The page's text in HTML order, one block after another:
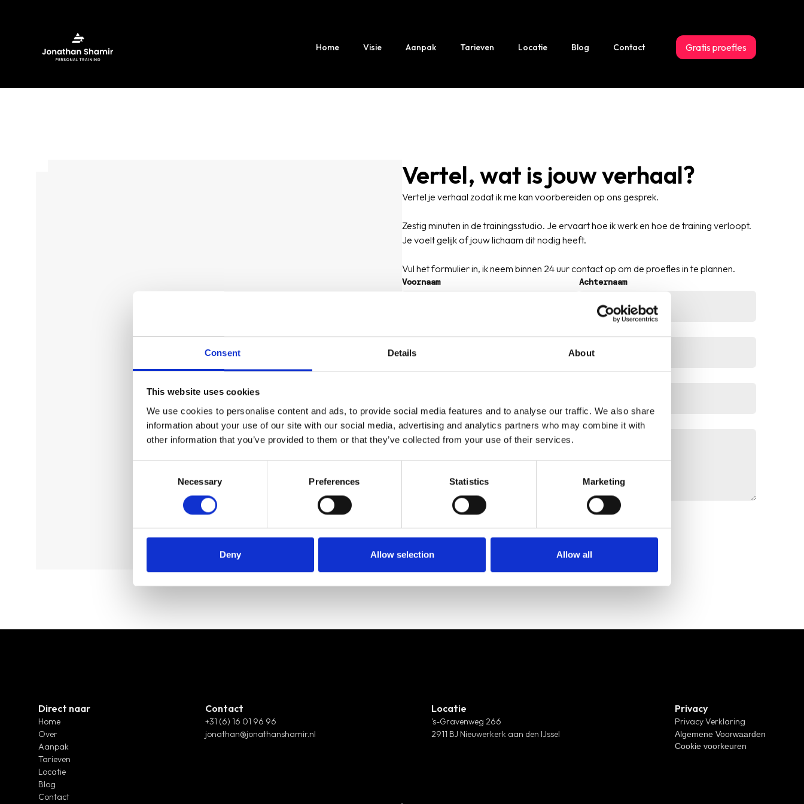
Consent Details About
This website uses cookies
We use cookies to personalise content and ads, to provide social media features and to analyse our traffic. We also share
information about your use of our site with our social media, advertising and analytics partners who may combine it with
other information that you’ve provided to them or that they’ve collected from your use of their services.
Necessary Preferences Statistics Marketing
Deny Allow selection Allow all
Home Visie Aanpak Tarieven Locatie Blog Contact Gratis proefles
Vertel, wat is jouw verhaal?
Vertel je verhaal zodat ik me kan voorbereiden op ons gesprek.
Zestig minuten in de trainingsstudio. Je ervaart hoe ik werk en hoe de training verloopt.
Je voelt gelijk of jouw lichaam dit nodig heeft.
Vul het formulier in, ik neem binnen 24 uur contact op om de proefles in te plannen.
Voornaam Achternaam
Telefoon
Vertel je verhaal
Direct naar
Home
Over
Aanpak
Tarieven
Locatie
Blog
Contact
Contact
+31 (6) 16 01 96 96
jonathan@jonathanshamir.nl
Locatie
's-Gravenweg 266
2911 BJ Nieuwerkerk aan den IJssel
Privacy
Privacy Verklaring
Algemene Voorwaarden
Cookie voorkeuren